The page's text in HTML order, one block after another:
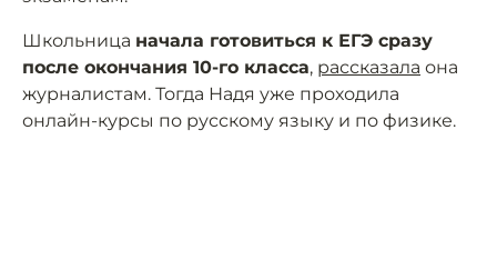
Школьница начала готовиться к ЕГЭ сразу
после окончания 10-го класса, рассказала она
журналистам. Тогда Надя уже проходила
онлайн-курсы по русскому языку и по физике.